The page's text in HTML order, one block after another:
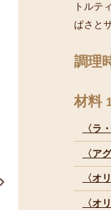
トルテ
ぱさと
調理
材料
〈ラ
〈ア
〈オ
〈オ